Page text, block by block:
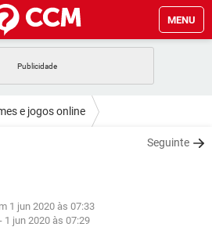
MENU
FACEBOOK
WHATSAPP
GMAIL
EXCEL
WHATSAPP
e jogos online
Seguinte
1 jun 2020 às 07:33
1 jun 2020 às 07:29